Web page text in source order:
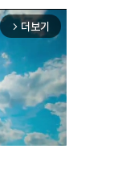
arrow_forward_ios 더보기